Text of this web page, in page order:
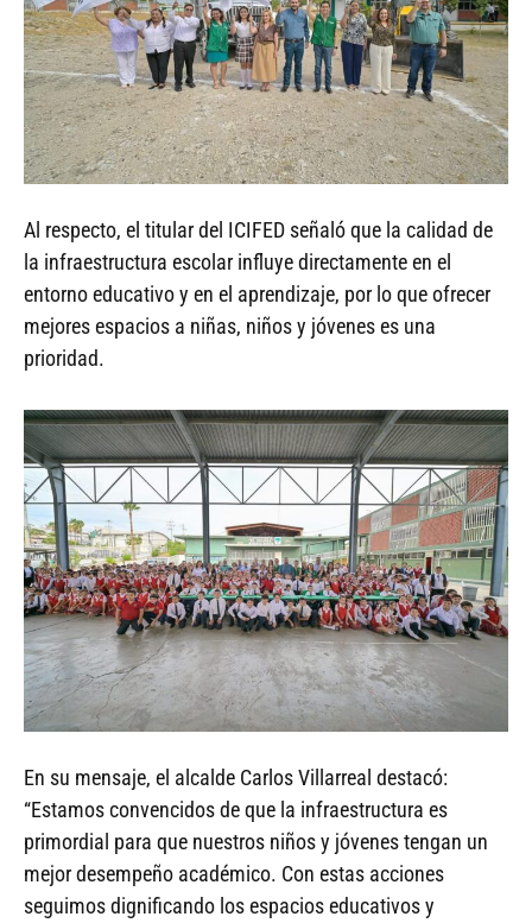
Al respecto, el titular del ICIFED señaló que la calidad de
la infraestructura escolar influye directamente en el
entorno educativo y en el aprendizaje, por lo que ofrecer
mejores espacios a niñas, niños y jóvenes es una
prioridad.
En su mensaje, el alcalde Carlos Villarreal destacó:
“Estamos convencidos de que la infraestructura es
primordial para que nuestros niños y jóvenes tengan un
mejor desempeño académico. Con estas acciones
seguimos dignificando los espacios educativos y